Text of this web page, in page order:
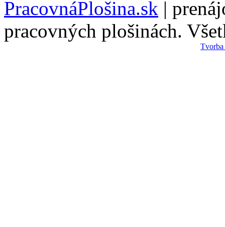
PracovnáPlošina.sk |
pracovných plošinách.